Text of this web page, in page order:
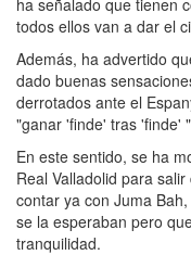
todos ellos van a dar el
Además, ha advertido
dado buenas
derrotados ante el
"ganar 'finde' tras 'finde'
En este sentido, se ha
Real Valladolid para
contar ya con Juma
se la esperaban pero
tranquilidad.